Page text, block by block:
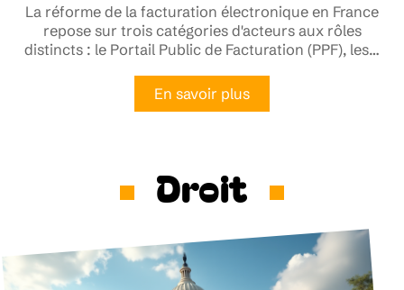
La réforme de la facturation électronique en France
repose sur trois catégories d'acteurs aux rôles
distincts : le Portail Public de Facturation (PPF), les…
En savoir plus
Droit